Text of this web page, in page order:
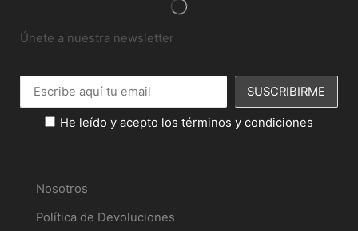
Únete a nuestra newsletter
He leído y acepto los términos y condiciones
Nosotros
Política de Devoluciones